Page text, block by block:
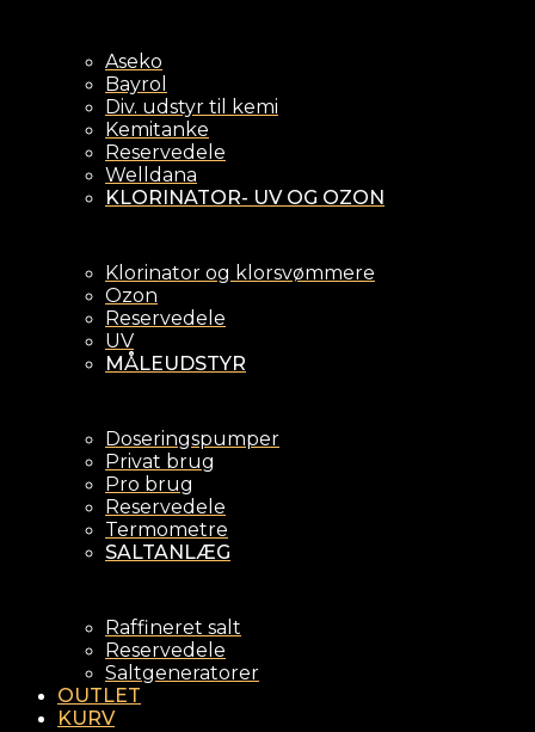
Aseko
Bayrol
Div. udstyr til kemi
Kemitanke
Reservedele
Welldana
KLORINATOR- UV OG OZON
Klorinator og klorsvømmere
Ozon
Reservedele
UV
MÅLEUDSTYR
Doseringspumper
Privat brug
Pro brug
Reservedele
Termometre
SALTANLÆG
Raffineret salt
Reservedele
Saltgeneratorer
OUTLET
KURV